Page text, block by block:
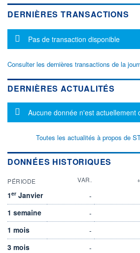
DERNIÈRES TRANSACTIONS
Message d'information
Pas de transaction disponible
Consulter les dernières transactions de la
DERNIÈRES ACTUALITÉS
Message d'information
Aucune donnée n'est actuellement
Toutes les actualités à propos de
DONNÉES HISTORIQUES
PÉRIODE VAR.
1er Janvier -
1 semaine
-
1 mois
-
3 mois
-